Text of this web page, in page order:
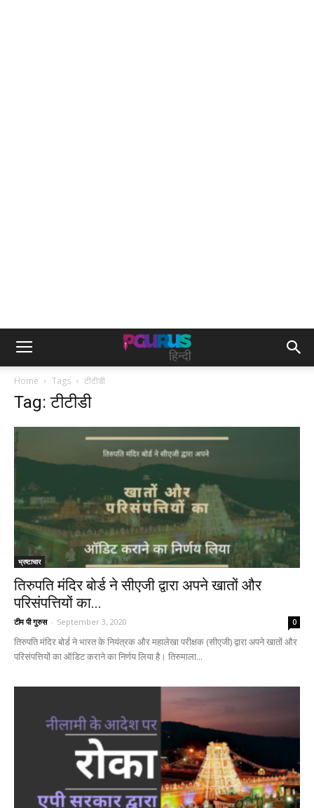
Home Tags टीटीडी
Tag: टीटीडी
भ्रष्टाचार
तिरुपति मंदिर बोर्ड ने सीएजी द्वारा अपने खातों और
परिसंपत्तियों का...
टीम पी गुरुस - September 3, 2020 0
तिरुपति मंदिर बोर्ड ने भारत के नियंत्रक और महालेखा परीक्षक (सीएजी) द्वारा अपने खातों और
परिसंपत्तियों का ऑडिट कराने का निर्णय लिया है। तिरुमाला...